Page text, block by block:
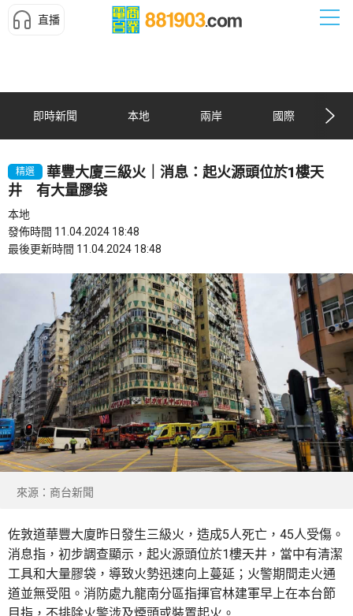
直播
即時新聞 本地 兩岸 國際
精選
華豐大廈三級火｜消息：起火源頭位於1樓天
井 有大量膠袋
本地
發佈時間 11.04.2024 18:48
最後更新時間 11.04.2024 18:48
來源：商台新聞
佐敦道華豐大廈昨日發生三級火，造成5人死亡，45人受傷。
消息指，初步調查顯示，起火源頭位於1樓天井，當中有清潔
工具和大量膠袋，導致火勢迅速向上蔓延；火警期間走火通
道並無受阻。消防處九龍南分區指揮官林建軍早上在本台節